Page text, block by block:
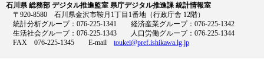
石川県 総務部 デジタル推進監室 県庁デジタル推進課 統計情報室
〒920-8580 石川県金沢市鞍月1丁目1番地（行政庁舎 12階）
統計分析グループ：076-225-1341 経済産業グループ：076-225-1342
生活社会グループ：076-225-1343 人口労働グループ：076-225-1344
FAX 076-225-1345 E-mail toukei@pref.ishikawa.lg.jp